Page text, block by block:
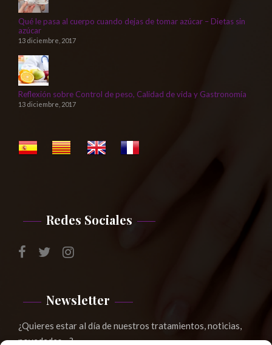
Qué le pasa al cuerpo cuando dejas de tomar azúcar – Dietas sin
azúcar
13 diciembre, 2017
Reflexión sobre Control de peso, Calidad de vida y Gastronomía
13 diciembre, 2017
Redes Sociales
Newsletter
¿Quieres estar al día de nuestros tratamientos, noticias,
novedades,...?